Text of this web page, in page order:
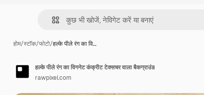
होम/स्टॉक/फोटो/हल्के पीले रंग का वि…
हल्के पीले रंग का विगनेट कंक्रीट टेक्सचर वाला बैकग्राउंड
rawpixel.com